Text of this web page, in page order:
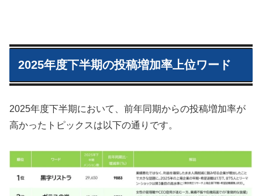
2025年度下半期の投稿増加率上位ワード
2025年度下半期において、前年同期からの投稿増加率が
高かったトピックスは以下の通りです。